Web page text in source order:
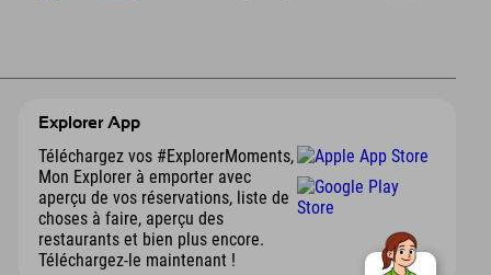
Explorer App
Téléchargez vos #ExplorerMoments,
Mon Explorer à emporter avec
aperçu de vos réservations, liste de
choses à faire, aperçu des
restaurants et bien plus encore.
Téléchargez-le maintenant !